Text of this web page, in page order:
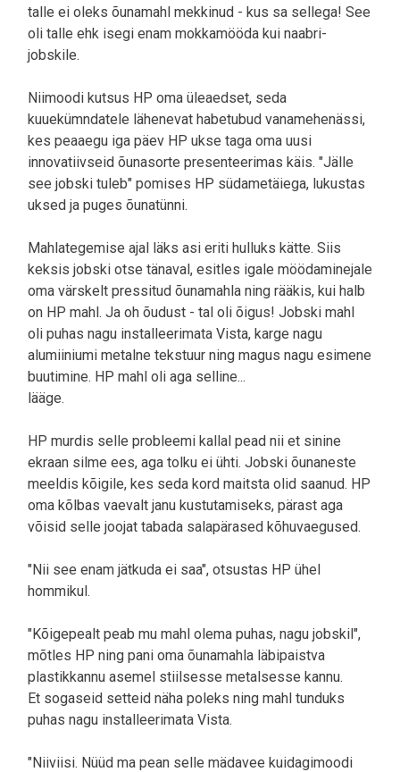
talle ei oleks õunamahl mekkinud - kus sa sellega! See
oli talle ehk isegi enam mokkamööda kui naabri-
jobskile.
Niimoodi kutsus HP oma üleaedset, seda
kuuekümndatele lähenevat habetubud vanamehenässi,
kes peaaegu iga päev HP ukse taga oma uusi
innovatiivseid õunasorte presenteerimas käis. "Jälle
see jobski tuleb" pomises HP südametäiega, lukustas
uksed ja puges õunatünni.
Mahlategemise ajal läks asi eriti hulluks kätte. Siis
keksis jobski otse tänaval, esitles igale möödaminejale
oma värskelt pressitud õunamahla ning rääkis, kui halb
on HP mahl. Ja oh õudust - tal oli õigus! Jobski mahl
oli puhas nagu installeerimata Vista, karge nagu
alumiiniumi metalne tekstuur ning magus nagu esimene
buutimine. HP mahl oli aga selline...
lääge.
HP murdis selle probleemi kallal pead nii et sinine
ekraan silme ees, aga tolku ei ühti. Jobski õunaneste
meeldis kõigile, kes seda kord maitsta olid saanud. HP
oma kõlbas vaevalt janu kustutamiseks, pärast aga
võisid selle joojat tabada salapärased kõhuvaegused.
"Nii see enam jätkuda ei saa", otsustas HP ühel
hommikul.
"Kõigepealt peab mu mahl olema puhas, nagu jobskil",
mõtles HP ning pani oma õunamahla läbipaistva
plastikkannu asemel stiilsesse metalsesse kannu.
Et sogaseid setteid näha poleks ning mahl tunduks
puhas nagu installeerimata Vista.
"Niiviisi. Nüüd ma pean selle mädavee kuidagimoodi